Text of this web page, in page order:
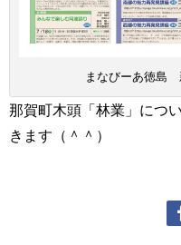
まなびーあ徳島
那賀町木頭「林業」につ
きます（＾＾）